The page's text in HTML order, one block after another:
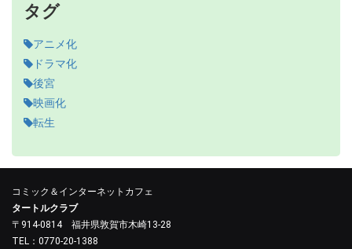
タグ
アニメ化
ドラマ化
後宮
映画化
転生
コミック＆インターネットカフェ
タートルクラブ
〒914-0814 福井県敦賀市木崎13-28
TEL：0770-20-1388